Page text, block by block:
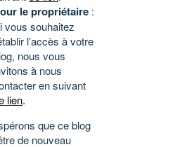
le propriétaire :
vous souhaitez
l’accès à votre
nous vous
à nous
en suivant
lien.
que ce blog
de nouveau